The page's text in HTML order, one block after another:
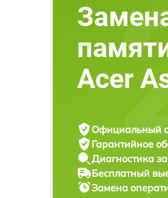
Acer
Официальный
Гарантийное
Диагностика
Бесплатный
Замена